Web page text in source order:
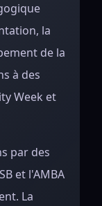
la
de la
à des
Week et
par des
et l'AMBA
La